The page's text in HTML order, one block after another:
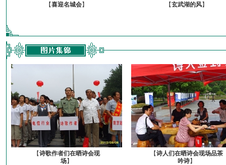
【喜迎名城会】 【玄武湖的风】
【诗歌作者们在晒诗会现
场】
【诗人们在晒诗会现场品茶
吟诗】